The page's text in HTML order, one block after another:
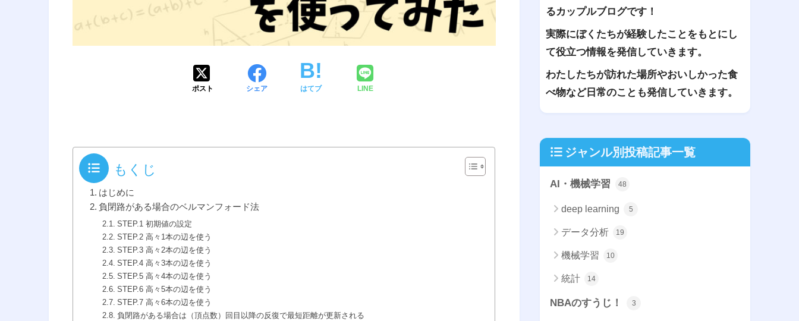
ポスト シェア はてブ LINE
もくじ
はじめに
負閉路がある場合のベルマンフォード法
STEP.1 初期値の設定
STEP.2 高々1本の辺を使う
STEP.3 高々2本の辺を使う
STEP.4 高々3本の辺を使う
STEP.5 高々4本の辺を使う
STEP.6 高々5本の辺を使う
STEP.7 高々6本の辺を使う
負閉路がある場合は（頂点数）回目以降の反復で最短距離が更新される
るカップルブログです！
実際にぼくたちが経験したことをもとにし
て役立つ情報を発信していきます。
わたしたちが訪れた場所やおいしかった食
べ物など日常のことも発信していきます。
ジャンル別投稿記事一覧
AI・機械学習 48
deep learning 5
データ分析 19
機械学習 10
統計 14
NBAのすうじ！ 3